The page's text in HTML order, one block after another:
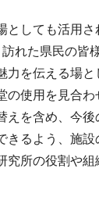
しても活用さ
れた県民の
を伝える場と
使用を見合わ
を含め、今後
るよう、施設
所の役割や